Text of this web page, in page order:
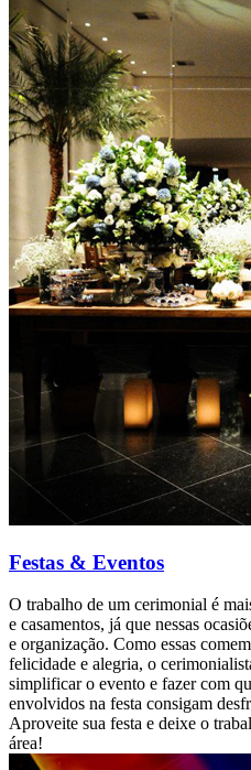
Festas & Eventos
O trabalho de um cerimonial é
e casamentos, já que nessas
e organização. Como essas
felicidade e alegria, o
simplificar o evento e fazer com
envolvidos na festa consigam
Aproveite sua festa e deixe o
área!